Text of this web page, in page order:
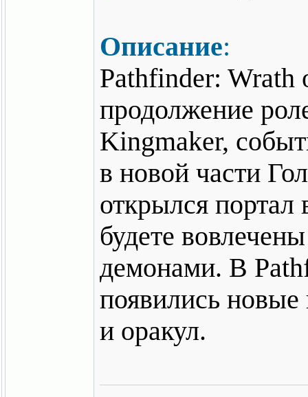
Описание:
Pathfinder: Wrath
продолжение
Kingmaker,
в новой части
открылся
будете
демонами. В
появились
и оракул.